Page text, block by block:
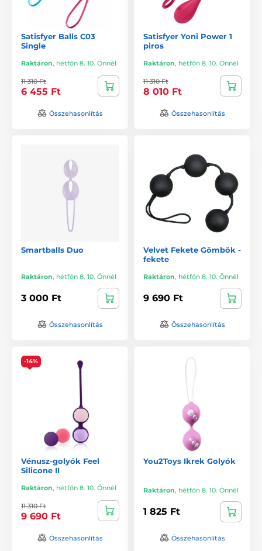
Satisfyer Balls C03
Single
Raktáron, hétfőn 8. 10. Önnél
11 310 Ft
6 455 Ft
Összehasonlítás
Satisfyer Yoni Power 1
piros
Raktáron, hétfőn 8. 10. Önnél
11 310 Ft
8 010 Ft
Összehasonlítás
Smartballs Duo
Raktáron, hétfőn 8. 10. Önnél
3 000 Ft
Összehasonlítás
Velvet Fekete Gömbök -
fekete
Raktáron, hétfőn 8. 10. Önnél
9 690 Ft
Összehasonlítás
-14%
Vénusz-golyók Feel
Silicone II
Raktáron, hétfőn 8. 10. Önnél
11 310 Ft
9 690 Ft
Összehasonlítás
You2Toys Ikrek Golyók
Raktáron, hétfőn 8. 10. Önnél
1 825 Ft
Összehasonlítás